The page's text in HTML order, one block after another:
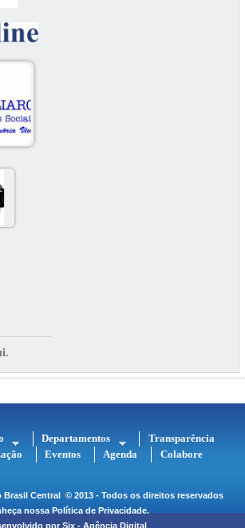
Departamentos
Transparência
Eventos Agenda
Colabore
Brasil Central© 2013 - Todos os direitos reservados
nossa Política de Privacidade.
por Six - Agência Digital